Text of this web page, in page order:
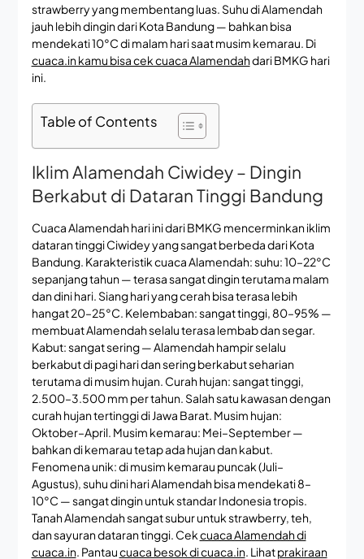
strawberry yang membentang luas. Suhu di Alamendah
jauh lebih dingin dari Kota Bandung — bahkan bisa
mendekati 10°C di malam hari saat musim kemarau. Di
cuaca.in kamu bisa cek cuaca Alamendahdari BMKG hari
ini.
Table of Contents
Iklim Alamendah Ciwidey – Dingin
Berkabut di Dataran Tinggi Bandung
Cuaca Alamendah hari ini dari BMKG mencerminkan iklim
dataran tinggi Ciwidey yang sangat berbeda dari Kota
Bandung. Karakteristik cuaca Alamendah: suhu: 10–22°C
sepanjang tahun — terasa sangat dingin terutama malam
dan dini hari. Siang hari yang cerah bisa terasa lebih
hangat 20–25°C. Kelembaban: sangat tinggi, 80–95% —
membuat Alamendah selalu terasa lembab dan segar.
Kabut: sangat sering — Alamendah hampir selalu
berkabut di pagi hari dan sering berkabut seharian
terutama di musim hujan. Curah hujan: sangat tinggi,
2.500–3.500 mm per tahun. Salah satu kawasan dengan
curah hujan tertinggi di Jawa Barat. Musim hujan:
Oktober–April. Musim kemarau: Mei–September —
bahkan di kemarau tetap ada hujan dan kabut.
Fenomena unik: di musim kemarau puncak (Juli–
Agustus), suhu dini hari Alamendah bisa mendekati 8–
10°C — sangat dingin untuk standar Indonesia tropis.
Tanah Alamendah sangat subur untuk strawberry, teh,
dan sayuran dataran tinggi. Cekcuaca Alamendah di
cuaca.in. Pantaucuaca besok di cuaca.in. Lihatprakiraan